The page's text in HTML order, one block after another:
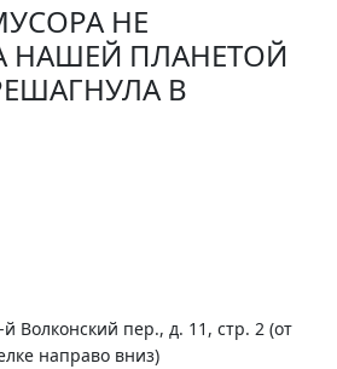
НЕ
НАШЕЙ ПЛАНЕТОЙ
В
Волконский пер., д. 11, стр. 2 (от
направо вниз)